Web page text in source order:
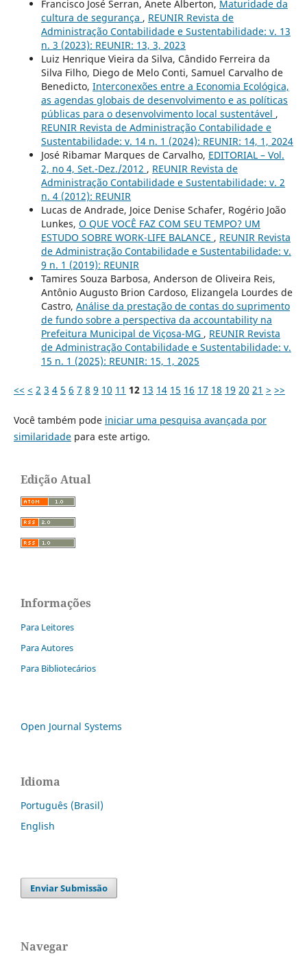
Francisco José Serran, Anete Alberton, Maturidade da
cultura de segurança , REUNIR Revista de
Administração Contabilidade e Sustentabilidade: v. 13
n. 3 (2023): REUNIR: 13, 3, 2023
Luiz Henrique Vieira da Silva, Cândido Ferreira da
Silva Filho, Diego de Melo Conti, Samuel Carvalho de
Benedicto, Interconexões entre a Economia Ecológica,
as agendas globais de desenvolvimento e as políticas
públicas para o desenvolvimento local sustentável ,
REUNIR Revista de Administração Contabilidade e
Sustentabilidade: v. 14 n. 1 (2024): REUNIR: 14, 1, 2024
José Ribamar Marques de Carvalho, EDITORIAL – Vol.
2, no 4, Set.-Dez./2012 , REUNIR Revista de
Administração Contabilidade e Sustentabilidade: v. 2
n. 4 (2012): REUNIR
Lucas de Andrade, Joice Denise Schafer, Rogério João
Lunkes, O QUE VOCÊ FAZ COM SEU TEMPO? UM
ESTUDO SOBRE WORK-LIFE BALANCE , REUNIR Revista
de Administração Contabilidade e Sustentabilidade: v.
9 n. 1 (2019): REUNIR
Tamires Souza Barbosa, Anderson de Oliveira Reis,
Antônio Augusto Brion Cardoso, Elizangela Lourdes de
Castro, Análise da prestação de contas do suprimento
de fundo sobre a perspectiva da accountability na
Prefeitura Municipal de Viçosa-MG , REUNIR Revista
de Administração Contabilidade e Sustentabilidade: v.
15 n. 1 (2025): REUNIR: 15, 1, 2025
<< < 2 3 4 5 6 7 8 9 10 11 12 13 14 15 16 17 18 19 20 21 > >>
Você também pode iniciar uma pesquisa avançada por
similaridadepara este artigo.
Edição Atual
Informações
Para Leitores
Para Autores
Para Bibliotecários
Open Journal Systems
Idioma
Português (Brasil)
English
Enviar Submissão
Navegar